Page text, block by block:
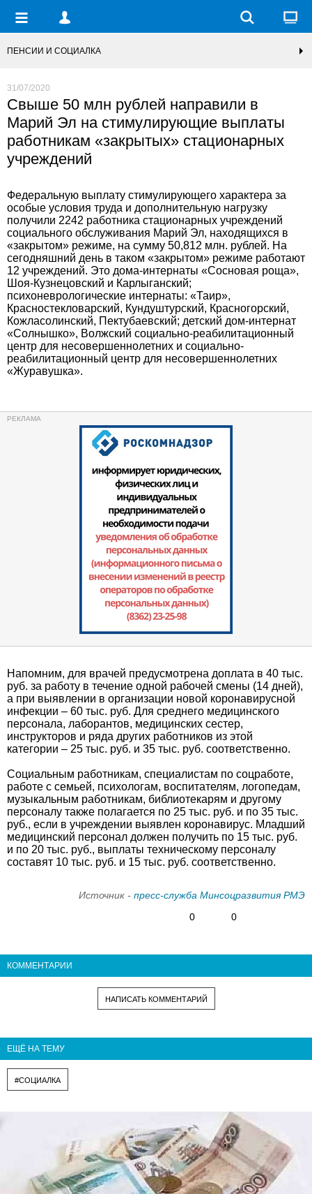
ПЕНСИИ И СОЦИАЛКА
31/07/2020
Свыше 50 млн рублей направили в
Марий Эл на стимулирующие выплаты
работникам «закрытых» стационарных
учреждений
Федеральную выплату стимулирующего характера за
особые условия труда и дополнительную нагрузку
получили 2242 работника стационарных учреждений
социального обслуживания Марий Эл, находящихся в
«закрытом» режиме, на сумму 50,812 млн. рублей. На
сегодняшний день в таком «закрытом» режиме работают
12 учреждений. Это дома-интернаты «Сосновая роща»,
Шоя-Кузнецовский и Карлыганский;
психоневрологические интернаты: «Таир»,
Красностекловарский, Кундуштурский, Красногорский,
Кожласолинский, Пектубаевский; детский дом-интернат
«Солнышко», Волжский социально-реабилитационный
центр для несовершеннолетних и социально-
реабилитационный центр для несовершеннолетних
«Журавушка».
Напомним, для врачей предусмотрена доплата в 40 тыс.
руб. за работу в течение одной рабочей смены (14 дней),
а при выявлении в организации новой коронавирусной
инфекции – 60 тыс. руб. Для среднего медицинского
персонала, лаборантов, медицинских сестер,
инструкторов и ряда других работников из этой
категории – 25 тыс. руб. и 35 тыс. руб. соответственно.
Социальным работникам, специалистам по соцработе,
работе с семьей, психологам, воспитателям, логопедам,
музыкальным работникам, библиотекарям и другому
персоналу также полагается по 25 тыс. руб. и по 35 тыс.
руб., если в учреждении выявлен коронавирус. Младший
медицинский персонал должен получить по 15 тыс. руб.
и по 20 тыс. руб., выплаты техническому персоналу
составят 10 тыс. руб. и 15 тыс. руб. соответственно.
Источник - пресс-служба Минсоцразвития РМЭ
0
0
КОММЕНТАРИИ
НАПИСАТЬ КОММЕНТАРИЙ
ЕЩЁ НА ТЕМУ
#СОЦИАЛКА